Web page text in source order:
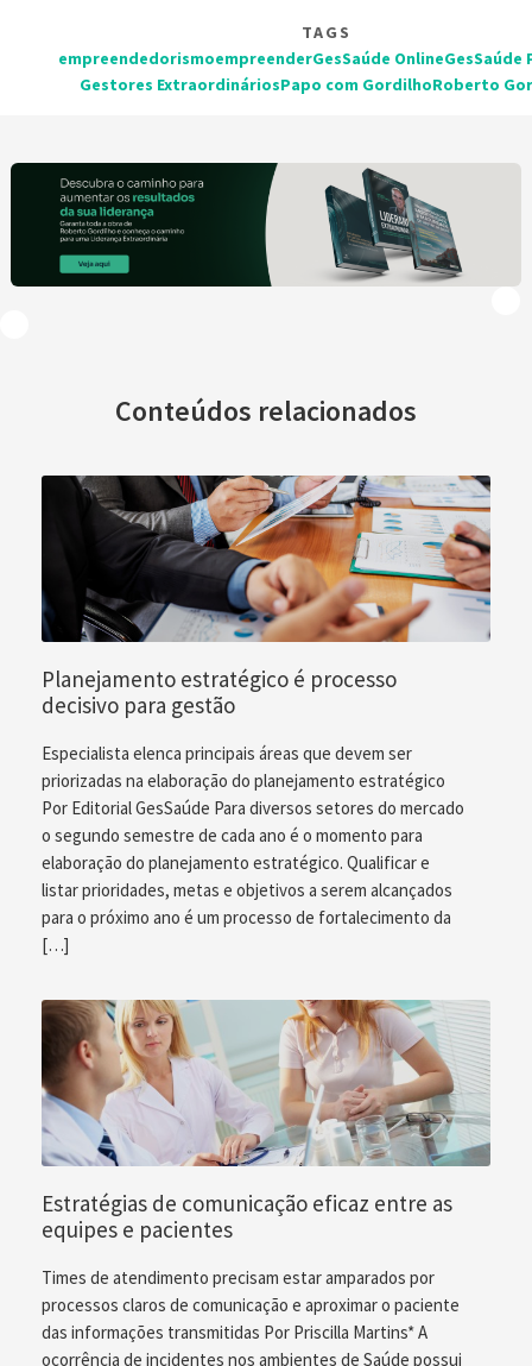
TAGS
empreendedorismoempreenderGesSaúde OnlineGesSaúde
Gestores ExtraordináriosPapo com GordilhoRoberto
Conteúdos relacionados
Planejamento estratégico é processo
decisivo para gestão
Especialista elenca principais áreas que devem ser
priorizadas na elaboração do planejamento estratégico
Por Editorial GesSaúde Para diversos setores do mercado
o segundo semestre de cada ano é o momento para
elaboração do planejamento estratégico. Qualificar e
listar prioridades, metas e objetivos a serem alcançados
para o próximo ano é um processo de fortalecimento da
[…]
Estratégias de comunicação eficaz entre as
equipes e pacientes
Times de atendimento precisam estar amparados por
processos claros de comunicação e aproximar o paciente
das informações transmitidas Por Priscilla Martins* A
ocorrência de incidentes nos ambientes de Saúde possui